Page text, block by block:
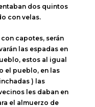
dos quintos
con velas.
capotes, serán
las espadas en
estos al igual
el pueblo, en las
) las
les daban en
el almuerzo de